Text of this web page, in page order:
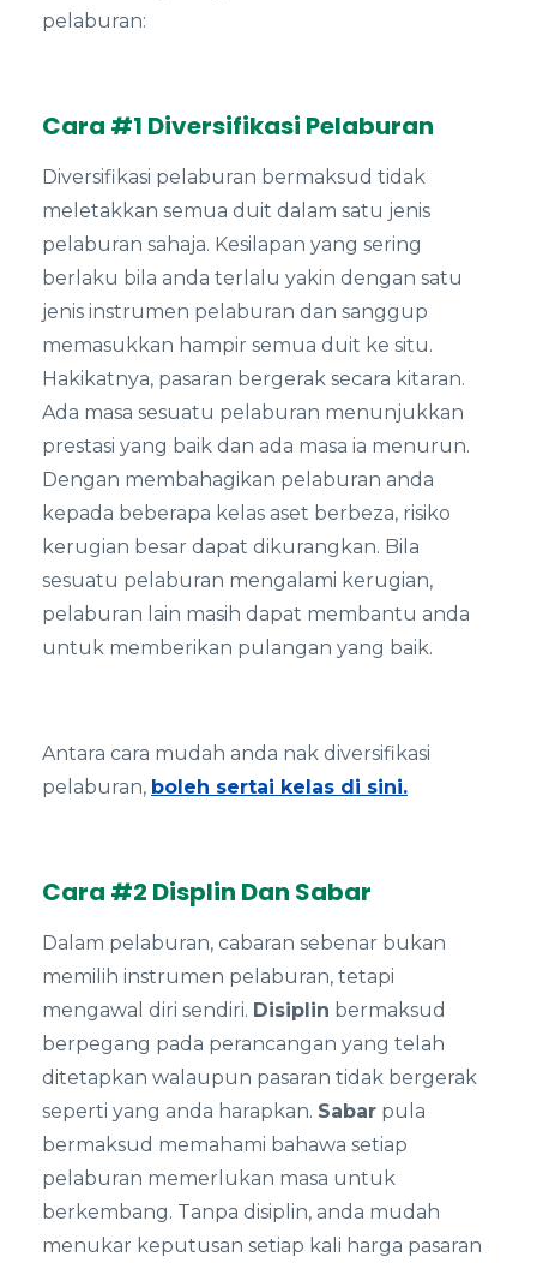
pelaburan:
Cara #1 Diversifikasi Pelaburan
Diversifikasi pelaburan bermaksud tidak
meletakkan semua duit dalam satu jenis
pelaburan sahaja. Kesilapan yang sering
berlaku bila anda terlalu yakin dengan satu
jenis instrumen pelaburan dan sanggup
memasukkan hampir semua duit ke situ.
Hakikatnya, pasaran bergerak secara kitaran.
Ada masa sesuatu pelaburan menunjukkan
prestasi yang baik dan ada masa ia menurun.
Dengan membahagikan pelaburan anda
kepada beberapa kelas aset berbeza, risiko
kerugian besar dapat dikurangkan. Bila
sesuatu pelaburan mengalami kerugian,
pelaburan lain masih dapat membantu anda
untuk memberikan pulangan yang baik.
Antara cara mudah anda nak diversifikasi
pelaburan, boleh sertai kelas di sini.
Cara #2 Displin Dan Sabar
Dalam pelaburan, cabaran sebenar bukan
memilih instrumen pelaburan, tetapi
mengawal diri sendiri. Disiplin bermaksud
berpegang pada perancangan yang telah
ditetapkan walaupun pasaran tidak bergerak
seperti yang anda harapkan. Sabar pula
bermaksud memahami bahawa setiap
pelaburan memerlukan masa untuk
berkembang. Tanpa disiplin, anda mudah
menukar keputusan setiap kali harga pasaran